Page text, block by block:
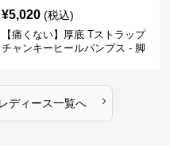
¥5,020 (税込)
【痛くない】厚底 Tストラップ
チャンキーヒールパンプス - 脚
ディース一覧へ ›